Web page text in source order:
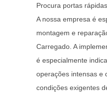
Procura portas
A nossa empresa é
montagem e
Carregado. A
é especialmente
operações intensas e
condições exigentes